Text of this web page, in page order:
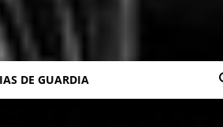
DE GUARDIA